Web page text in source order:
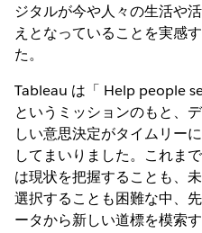
ジタルが今や人々の生活や
えとなっていることを実感
た。
Tableau は「 Help people
というミッションのもと、
しい意思決定がタイムリー
してまいりました。これま
は現状を把握することも、
選択することも困難な中、
ータから新しい道標を模索